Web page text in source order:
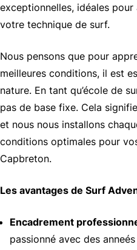
exceptionnelles, idéales
votre technique de surf.
Nous pensons que pour
meilleures conditions, il est
nature. En tant qu’école de
pas de base fixe. Cela
et nous nous installons
conditions optimales pour
Capbreton.
Les avantages de Surf
Encadrement
passionné avec des